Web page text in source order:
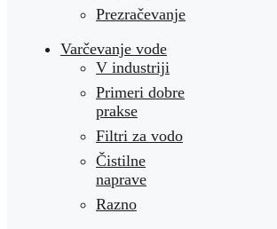
Prezračevanje
Varčevanje vode
V industriji
Primeri dobre
prakse
Filtri za vodo
Čistilne
naprave
Razno